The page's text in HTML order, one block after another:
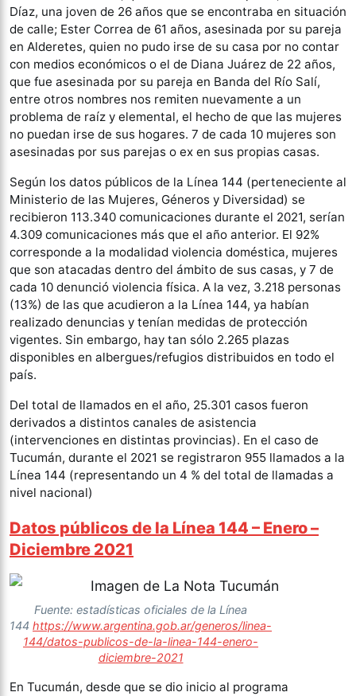
Díaz, una joven de 26 años que se encontraba en situación
de calle; Ester Correa de 61 años, asesinada por su pareja
en Alderetes, quien no pudo irse de su casa por no contar
con medios económicos o el de Diana Juárez de 22 años,
que fue asesinada por su pareja en Banda del Río Salí,
entre otros nombres nos remiten nuevamente a un
problema de raíz y elemental, el hecho de que las mujeres
no puedan irse de sus hogares. 7 de cada 10 mujeres son
asesinadas por sus parejas o ex en sus propias casas.
Según los datos públicos de la Línea 144 (perteneciente al
Ministerio de las Mujeres, Géneros y Diversidad) se
recibieron 113.340 comunicaciones durante el 2021, serían
4.309 comunicaciones más que el año anterior. El 92%
corresponde a la modalidad violencia doméstica, mujeres
que son atacadas dentro del ámbito de sus casas, y 7 de
cada 10 denunció violencia física. A la vez, 3.218 personas
(13%) de las que acudieron a la Línea 144, ya habían
realizado denuncias y tenían medidas de protección
vigentes. Sin embargo, hay tan sólo 2.265 plazas
disponibles en albergues/refugios distribuidos en todo el
país.
Del total de llamados en el año, 25.301 casos fueron
derivados a distintos canales de asistencia
(intervenciones en distintas provincias). En el caso de
Tucumán, durante el 2021 se registraron 955 llamados a la
Línea 144 (representando un 4 % del total de llamadas a
nivel nacional)
Datos públicos de la Línea 144 – Enero –
Diciembre 2021
Fuente: estadísticas oficiales de la Línea
144 https://www.argentina.gob.ar/generos/linea-
144/datos-publicos-de-la-linea-144-enero-
diciembre-2021
En Tucumán, desde que se dio inicio al programa